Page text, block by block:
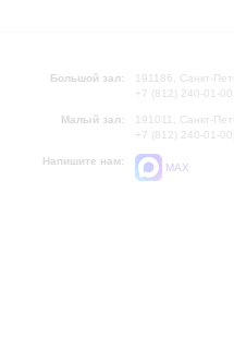
Большой зал:
191186, Санкт-
+7 (812) 240-01-
Малый зал:
191011, Санкт-
+7 (812) 240-01-
Напишите нам:
MAX